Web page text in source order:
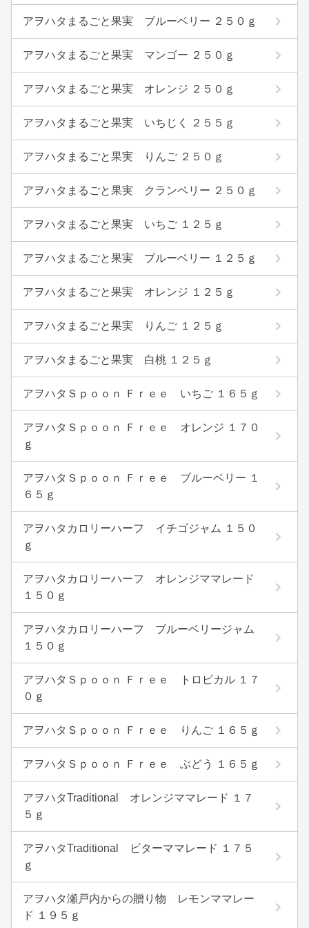
アヲハタまるごと果実 ブルーベリー ２５０ｇ
アヲハタまるごと果実 マンゴー ２５０ｇ
アヲハタまるごと果実 オレンジ ２５０ｇ
アヲハタまるごと果実 いちじく ２５５ｇ
アヲハタまるごと果実 りんご ２５０ｇ
アヲハタまるごと果実 クランベリー ２５０ｇ
アヲハタまるごと果実 いちご １２５ｇ
アヲハタまるごと果実 ブルーベリー １２５ｇ
アヲハタまるごと果実 オレンジ １２５ｇ
アヲハタまるごと果実 りんご １２５ｇ
アヲハタまるごと果実 白桃 １２５ｇ
アヲハタＳｐｏｏｎ Ｆｒｅｅ いちご １６５ｇ
アヲハタＳｐｏｏｎ Ｆｒｅｅ オレンジ １７０
ｇ
アヲハタＳｐｏｏｎ Ｆｒｅｅ ブルーベリー １
６５ｇ
アヲハタカロリーハーフ イチゴジャム １５０
ｇ
アヲハタカロリーハーフ オレンジママレード
１５０ｇ
アヲハタカロリーハーフ ブルーベリージャム
１５０ｇ
アヲハタＳｐｏｏｎ Ｆｒｅｅ トロピカル １７
０ｇ
アヲハタＳｐｏｏｎ Ｆｒｅｅ りんご １６５ｇ
アヲハタＳｐｏｏｎ Ｆｒｅｅ ぶどう １６５ｇ
アヲハタTraditional オレンジママレード １７
５ｇ
アヲハタTraditional ビターママレード １７５
ｇ
アヲハタ瀬戸内からの贈り物 レモンママレー
ド １９５ｇ